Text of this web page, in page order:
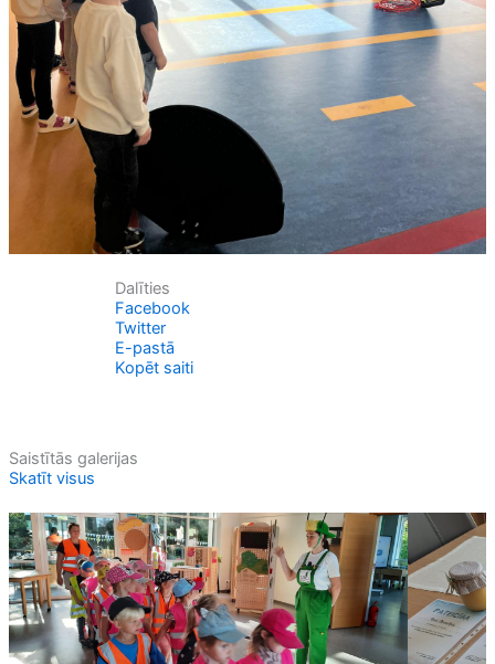
Dalīties
Facebook
Twitter
E-pastā
Kopēt saiti
Saistītās galerijas
Skatīt visus